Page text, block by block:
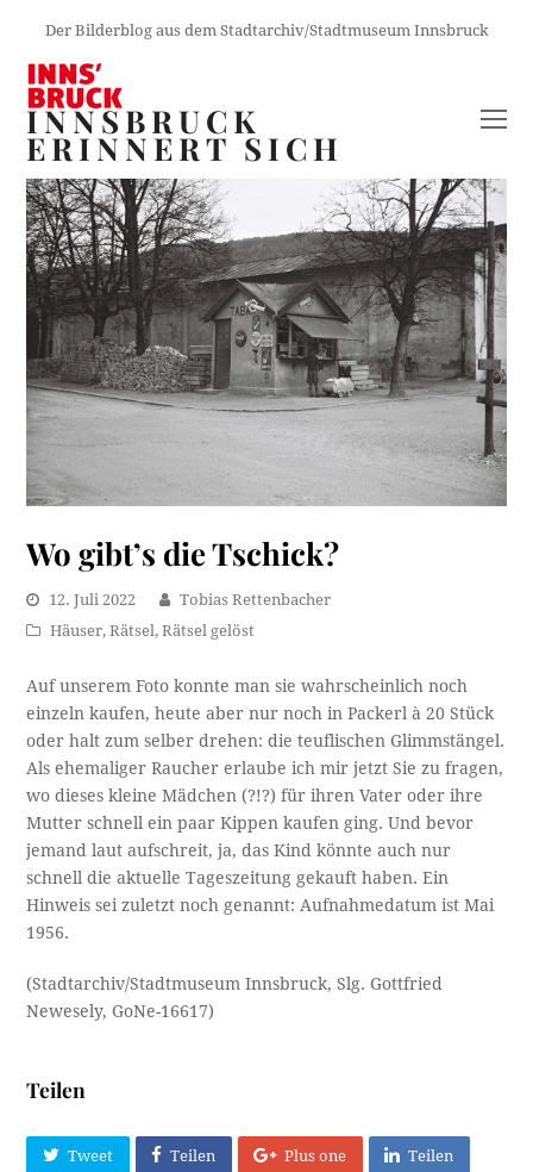
Der Bilderblog aus dem Stadtarchiv/Stadtmuseum Innsbruck
INNSBRUCK
ERINNERT SICH
Wo gibt’s die Tschick?
12. Juli 2022
Tobias Rettenbacher
Häuser,Rätsel,Rätsel gelöst
Auf unserem Foto konnte man sie wahrscheinlich noch
einzeln kaufen, heute aber nur noch in Packerl à 20 Stück
oder halt zum selber drehen: die teuflischen Glimmstängel.
Als ehemaliger Raucher erlaube ich mir jetzt Sie zu fragen,
wo dieses kleine Mädchen (?!?) für ihren Vater oder ihre
Mutter schnell ein paar Kippen kaufen ging. Und bevor
jemand laut aufschreit, ja, das Kind könnte auch nur
schnell die aktuelle Tageszeitung gekauft haben. Ein
Hinweis sei zuletzt noch genannt: Aufnahmedatum ist Mai
1956.
(Stadtarchiv/Stadtmuseum Innsbruck, Slg. Gottfried
Newesely, GoNe-16617)
Teilen
Tweet Teilen Plus one Teilen